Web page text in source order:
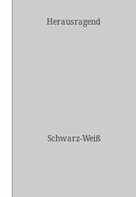
Herausragend
Schwarz-Weiß